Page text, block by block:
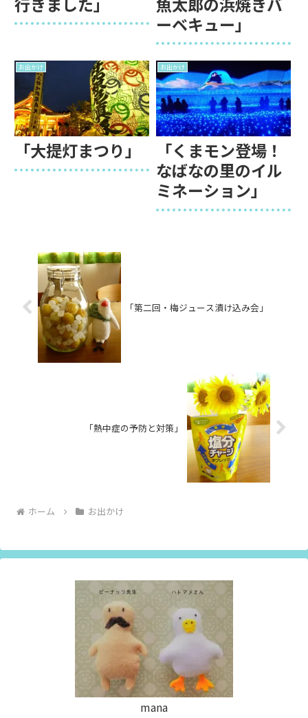
ーベキュー」
お出かけ
「大提灯まつり」
お出かけ
「くまモン登場！
なばなの里のイル
ミネーション」
「第二回・梅ジュース漬け込み会」
「熱中症の予防と対策」
ホーム お出かけ
mana